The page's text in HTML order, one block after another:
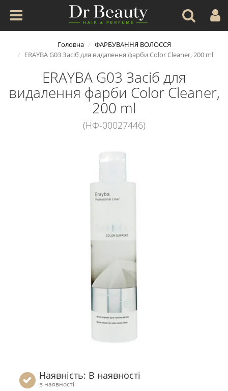
Головна
ФАРБУВАННЯ ВОЛОССЯ
ERAYBA G03 Засіб для видалення фарби Color Cleaner, 200 ml
ERAYBA G03 Засіб для
видалення фарби Color Cleaner,
200 ml
(НФ-00027446)
Наявність: В наявності
в наявності